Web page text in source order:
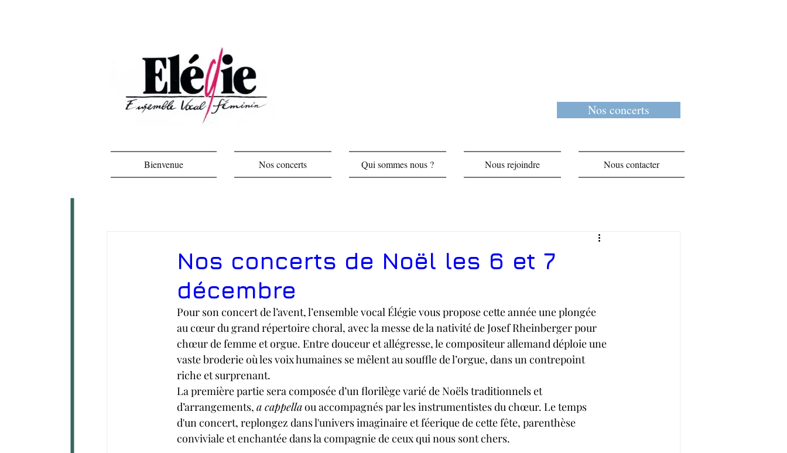
Nos concerts
Bienvenue Nos concerts Qui sommes nous ? Nous rejoindre Nous contacter
Nos concerts de Noël les 6 et 7
décembre
Pour son concert de l’avent, l’ensemble vocal Élégie vous propose cette année une plongée
au cœur du grand répertoire choral, avec la messe de la nativité de Josef Rheinberger pour
chœur de femme et orgue. Entre douceur et allégresse, le compositeur allemand déploie une
vaste broderie où les voix humaines se mêlent au souffle de l’orgue, dans un contrepoint
riche et surprenant.
La première partie sera composée d’un florilège varié de Noëls traditionnels et
d’arrangements, a cappella ou accompagnés par les instrumentistes du chœur. Le temps
d'un concert, replongez dans l'univers imaginaire et féerique de cette fête, parenthèse
conviviale et enchantée dans la compagnie de ceux qui nous sont chers.